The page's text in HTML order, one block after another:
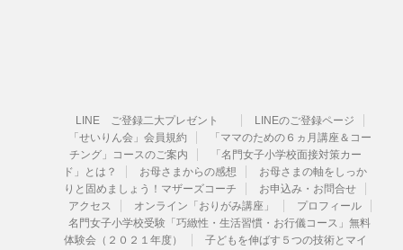
LINE ご登録二大プレゼント
LINEのご登録ページ
「せいりん会」会員規約
「ママのための６ヵ月講座＆コー
チング」コースのご案内
「名門女子小学校面接対策カー
ド」とは？
お母さまからの感想
お母さまの軸をしっか
りと固めましょう！マザーズコーチ
お申込み・お問合せ
アクセス
オンライン「おりがみ講座」
プロフィール
名門女子小学校受験「巧緻性・生活習慣・お行儀コース」無料
体験会（２０２１年度）
子どもを伸ばす５つの技術とマイ